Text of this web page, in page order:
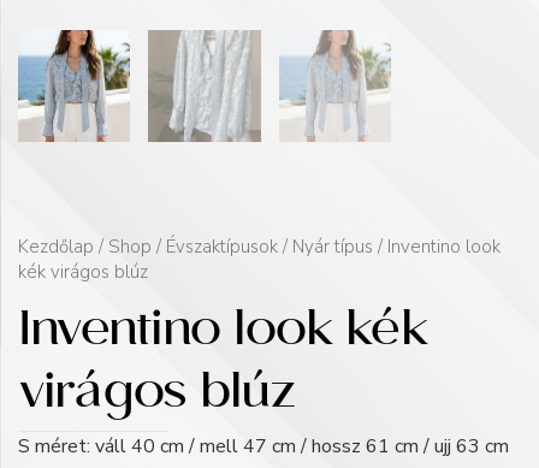
Kezdőlap / Shop / Évszaktípusok / Nyár típus / Inventino look
kék virágos blúz
Inventino look kék
virágos blúz
S méret: váll 40 cm / mell 47 cm / hossz 61 cm / ujj 63 cm